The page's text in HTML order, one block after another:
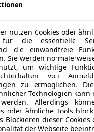
nutzen Cookies oder
die essentielle
die einwandfreie
Sie werden
um wichtige
von
zu ermöglichen.
Technologien kann
Allerdings
oder ähnliche Tools
Blockieren dieser
der Webseite